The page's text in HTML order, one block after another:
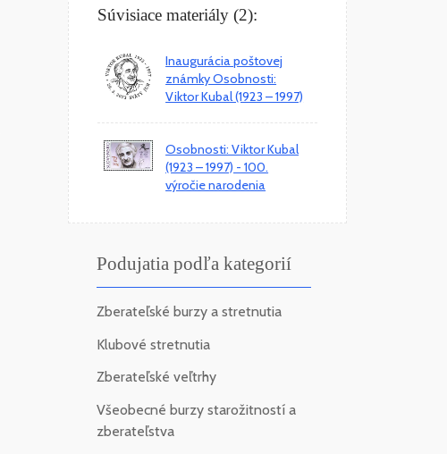
Súvisiace materiály (2):
Inaugurácia poštovej
známky Osobnosti:
Viktor Kubal (1923 – 1997)
Osobnosti: Viktor Kubal
(1923 – 1997) - 100.
výročie narodenia
Podujatia podľa kategorií
Zberateľské burzy a stretnutia
Klubové stretnutia
Zberateľské veľtrhy
Všeobecné burzy starožitností a
zberateľstva